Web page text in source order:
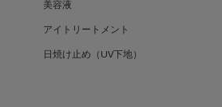
美容液
アイトリートメント
日焼け止め（UV下地）